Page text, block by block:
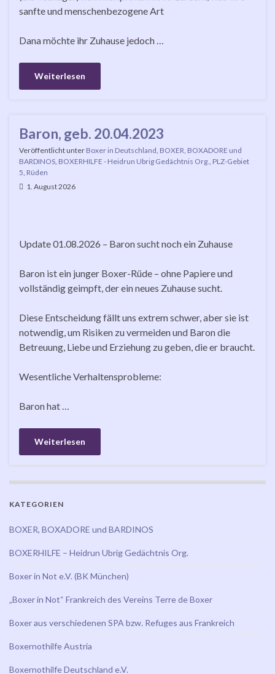
sanfte und menschenbezogene Art
Dana möchte ihr Zuhause jedoch …
Weiterlesen
Baron, geb. 20.04.2023
Veröffentlicht unter Boxer in Deutschland BOXER, BOXADORE und
BARDINOS BOXERHILFE - Heidrun Ubrig Gedächtnis Org. PLZ-Gebiet
5 Rüden
1. August 2026
Update 01.08.2026 – Baron sucht noch ein Zuhause
Baron ist ein junger Boxer-Rüde – ohne Papiere und
vollständig geimpft, der ein neues Zuhause sucht.
Diese Entscheidung fällt uns extrem schwer, aber sie ist
notwendig, um Risiken zu vermeiden und Baron die
Betreuung, Liebe und Erziehung zu geben, die er braucht.
Wesentliche Verhaltensprobleme:
Baron hat …
Weiterlesen
KATEGORIEN
BOXER, BOXADORE und BARDINOS
BOXERHILFE – Heidrun Ubrig Gedächtnis Org.
Boxer in Not e.V. (BK München)
„Boxer in Not“ Frankreich des Vereins Terre de Boxer
Boxer aus verschiedenen SPA bzw. Refuges aus Frankreich
Boxernothilfe Austria
Boxernothilfe Deutschland e.V.